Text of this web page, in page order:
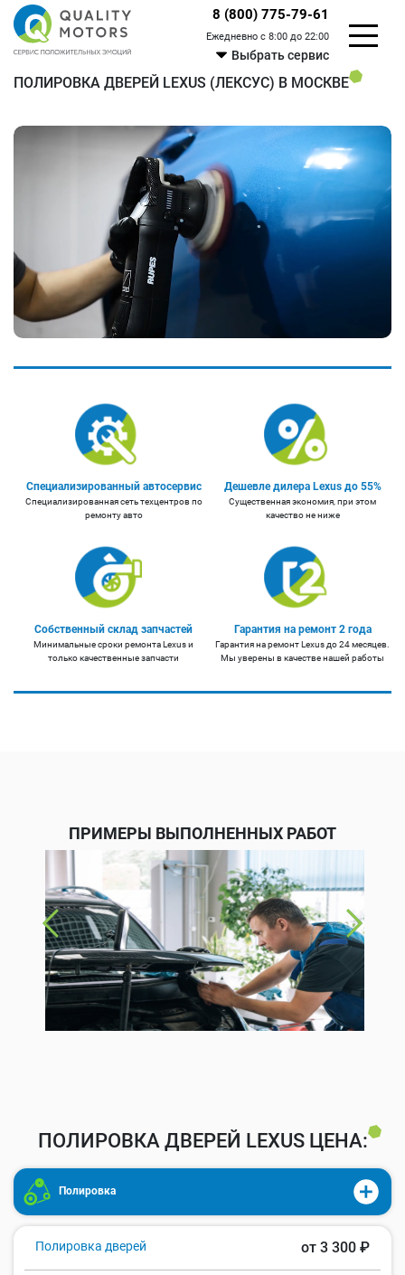
8 (800) 775-79-61
Ежедневно с 8:00 до 22:00
Выбрать сервис
ПОЛИРОВКА ДВЕРЕЙ LEXUS (ЛЕКСУС) В МОСКВЕ
Специализированный автосервис
Специализированная сеть техцентров по
ремонту авто
Дешевле дилера Lexus до 55%
Существенная экономия, при этом
качество не ниже
Собственный склад запчастей
Минимальные сроки ремонта Lexus и
только качественные запчасти
Гарантия на ремонт 2 года
Гарантия на ремонт Lexus до 24 месяцев.
Мы уверены в качестве нашей работы
ПРИМЕРЫ ВЫПОЛНЕННЫХ РАБОТ
ПОЛИРОВКА ДВЕРЕЙ LEXUS ЦЕНА:
Полировка
Полировка дверей от 3 300 ₽